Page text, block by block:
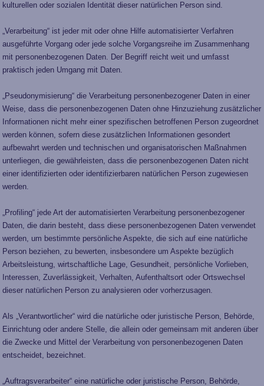
kulturellen oder sozialen Identität dieser natürlichen Person sind.
„Verarbeitung“ ist jeder mit oder ohne Hilfe automatisierter Verfahren
ausgeführte Vorgang oder jede solche Vorgangsreihe im Zusammenhang
mit personenbezogenen Daten. Der Begriff reicht weit und umfasst
praktisch jeden Umgang mit Daten.
„Pseudonymisierung“ die Verarbeitung personenbezogener Daten in einer
Weise, dass die personenbezogenen Daten ohne Hinzuziehung zusätzlicher
Informationen nicht mehr einer spezifischen betroffenen Person zugeordnet
werden können, sofern diese zusätzlichen Informationen gesondert
aufbewahrt werden und technischen und organisatorischen Maßnahmen
unterliegen, die gewährleisten, dass die personenbezogenen Daten nicht
einer identifizierten oder identifizierbaren natürlichen Person zugewiesen
werden.
„Profiling“ jede Art der automatisierten Verarbeitung personenbezogener
Daten, die darin besteht, dass diese personenbezogenen Daten verwendet
werden, um bestimmte persönliche Aspekte, die sich auf eine natürliche
Person beziehen, zu bewerten, insbesondere um Aspekte bezüglich
Arbeitsleistung, wirtschaftliche Lage, Gesundheit, persönliche Vorlieben,
Interessen, Zuverlässigkeit, Verhalten, Aufenthaltsort oder Ortswechsel
dieser natürlichen Person zu analysieren oder vorherzusagen.
Als „Verantwortlicher“ wird die natürliche oder juristische Person, Behörde,
Einrichtung oder andere Stelle, die allein oder gemeinsam mit anderen über
die Zwecke und Mittel der Verarbeitung von personenbezogenen Daten
entscheidet, bezeichnet.
„Auftragsverarbeiter“ eine natürliche oder juristische Person, Behörde,